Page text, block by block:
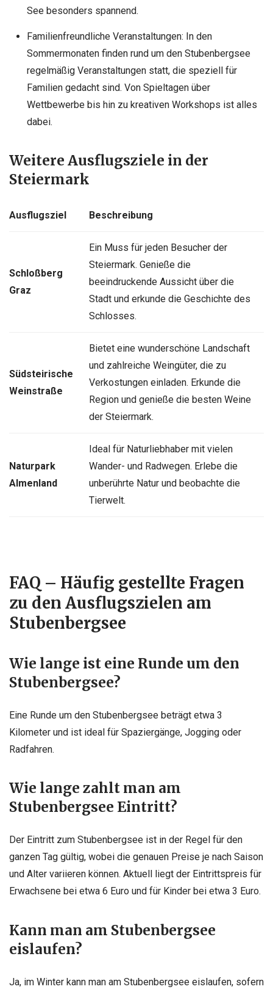
See besonders spannend.
Familienfreundliche Veranstaltungen: In den
Sommermonaten finden rund um den Stubenbergsee
regelmäßig Veranstaltungen statt, die speziell für
Familien gedacht sind. Von Spieltagen über
Wettbewerbe bis hin zu kreativen Workshops ist alles
dabei.
Weitere Ausflugsziele in der
Steiermark
Ausflugsziel Beschreibung
Schloßberg
Graz
Ein Muss für jeden Besucher der
Steiermark. Genieße die
beeindruckende Aussicht über die
Stadt und erkunde die Geschichte des
Schlosses.
Südsteirische
Weinstraße
Bietet eine wunderschöne Landschaft
und zahlreiche Weingüter, die zu
Verkostungen einladen. Erkunde die
Region und genieße die besten Weine
der Steiermark.
Naturpark
Almenland
Ideal für Naturliebhaber mit vielen
Wander- und Radwegen. Erlebe die
unberührte Natur und beobachte die
Tierwelt.
FAQ – Häufig gestellte Fragen
zu den Ausflugszielen am
Stubenbergsee
Wie lange ist eine Runde um den
Stubenbergsee?
Eine Runde um den Stubenbergsee beträgt etwa 3
Kilometer und ist ideal für Spaziergänge, Jogging oder
Radfahren.
Wie lange zahlt man am
Stubenbergsee Eintritt?
Der Eintritt zum Stubenbergsee ist in der Regel für den
ganzen Tag gültig, wobei die genauen Preise je nach Saison
und Alter variieren können. Aktuell liegt der Eintrittspreis für
Erwachsene bei etwa 6 Euro und für Kinder bei etwa 3 Euro.
Kann man am Stubenbergsee
eislaufen?
Ja, im Winter kann man am Stubenbergsee eislaufen, sofern